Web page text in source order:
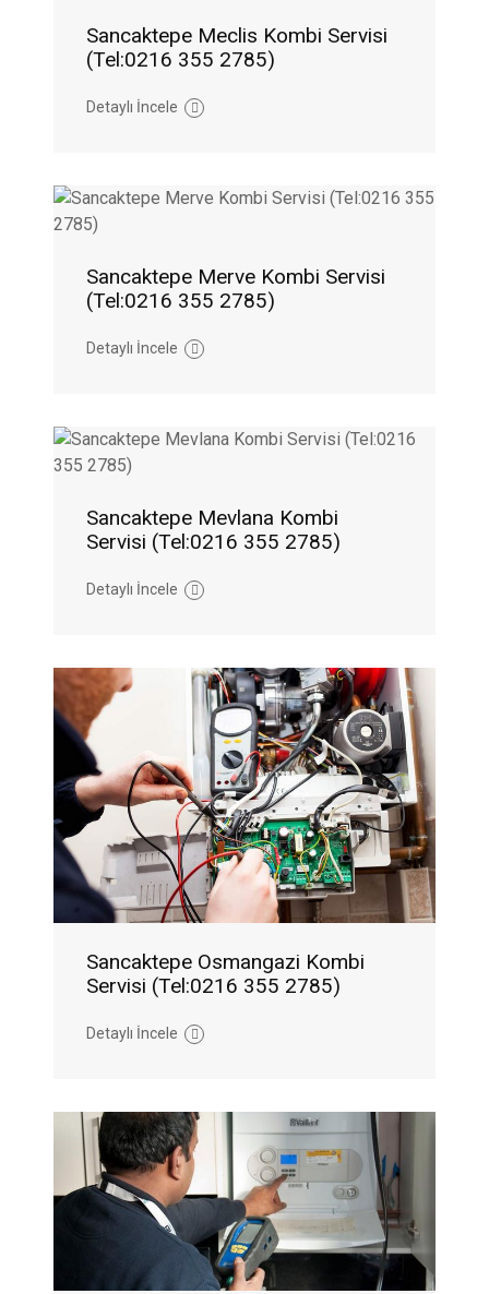
Sancaktepe Meclis Kombi Servisi
(Tel:0216 355 2785)
Detaylı İncele
Sancaktepe Merve Kombi Servisi
(Tel:0216 355 2785)
Detaylı İncele
Sancaktepe Mevlana Kombi
Servisi (Tel:0216 355 2785)
Detaylı İncele
Sancaktepe Osmangazi Kombi
Servisi (Tel:0216 355 2785)
Detaylı İncele